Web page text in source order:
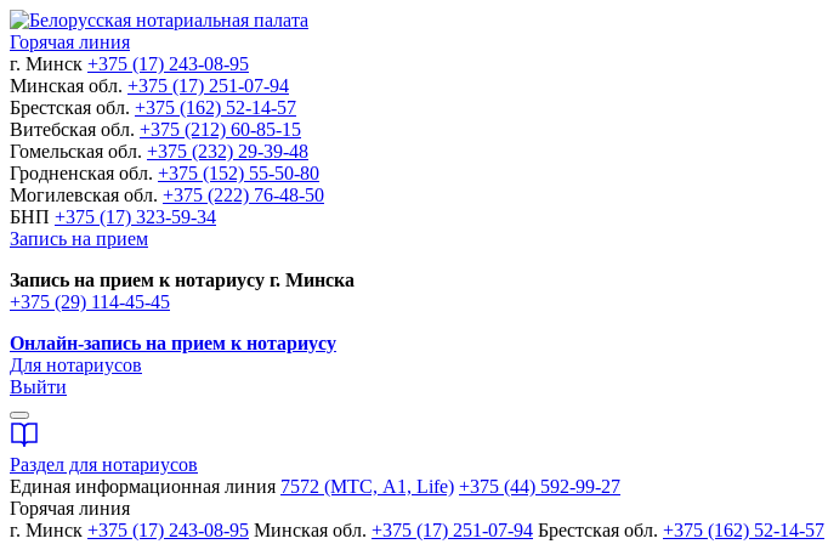
Горячая линия
г. Минск +375 (17) 243-08-95
Минская обл. +375 (17) 251-07-94
Брестская обл. +375 (162) 52-14-57
Витебская обл. +375 (212) 60-85-15
Гомельская обл. +375 (232) 29-39-48
Гродненская обл. +375 (152) 55-50-80
Могилевская обл. +375 (222) 76-48-50
БНП +375 (17) 323-59-34
Запись на прием
Запись на прием к нотариусу г. Минска
+375 (29) 114-45-45
Онлайн-запись на прием к нотариусу
Для нотариусов
Выйти
Раздел для нотариусов
Единая информационная линия 7572 (МТС, A1, Life) +375 (44) 592-99-27
Горячая линия
г. Минск +375 (17) 243-08-95 Минская обл. +375 (17) 251-07-94 Брестская обл. +375 (162) 52-14-57